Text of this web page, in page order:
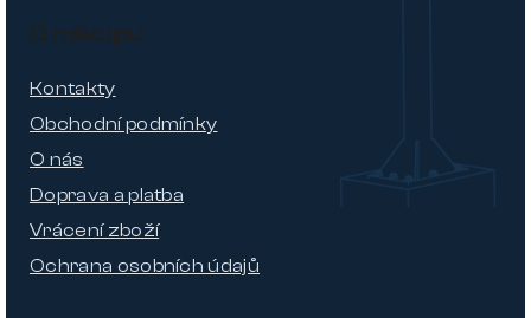
O nákupu
Kontakty
Obchodní podmínky
O nás
Doprava a platba
Vrácení zboží
Ochrana osobních údajů